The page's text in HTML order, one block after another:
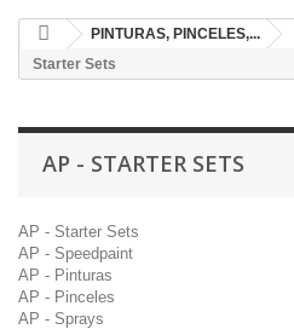
PINTURAS, PINCELES,...
Starter Sets
AP - STARTER SETS
AP - Starter Sets
AP - Speedpaint
AP - Pinturas
AP - Pinceles
AP - Sprays